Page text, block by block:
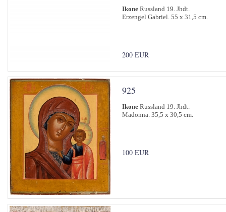
Ikone Russland 19. Jhdt.
Erzengel Gabriel. 55 x 31,5 cm.
200 EUR
925
Ikone Russland 19. Jhdt.
Madonna. 35,5 x 30,5 cm.
100 EUR